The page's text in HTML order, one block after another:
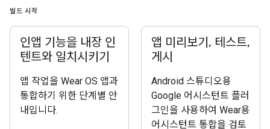
빌드 시작
인앱 기능을 내장 인
텐트와 일치시키기
앱 작업을 Wear OS 앱과
통합하기 위한 단계별 안
내입니다.
앱 미리보기, 테스트,
게시
Android 스튜디오용
Google 어시스턴트 플러
그인을 사용하여 Wear용
어시스턴트 통합을 검토